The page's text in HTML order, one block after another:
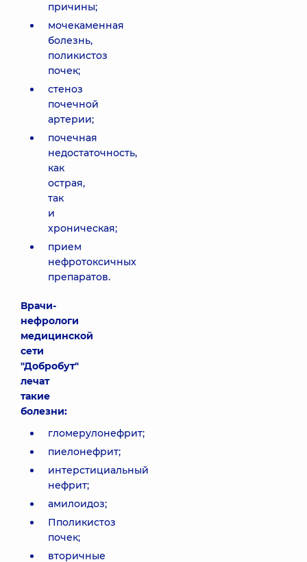
причины;
мочекаменная
болезнь,
поликистоз
почек;
стеноз
почечной
артерии;
почечная
недостаточность,
как
острая,
так
и
хроническая;
прием
нефротоксичных
препаратов.
Врачи-
нефрологи
медицинской
сети
"Добробут"
лечат
такие
болезни:
гломерулонефрит;
пиелонефрит;
интерстициальный
нефрит;
амилоидоз;
Пполикистоз
почек;
вторичные